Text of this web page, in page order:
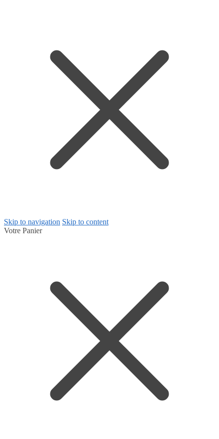
Skip to navigation Skip to content
Votre Panier